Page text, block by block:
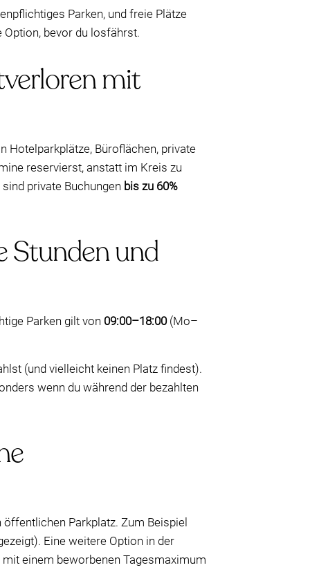
Parken, und freie Plätze
bevor du losfährst.
mit
Hotelparkplätze, Büroflächen, private
reservierst, anstatt im Kreis zu
private Buchungen bis zu 60%
Stunden und
Parken gilt von 09:00–18:00(Mo–
(und vielleicht keinen Platz findest).
wenn du während der bezahlten
Parkplatz. Zum Beispiel
Eine weitere Option in der
einem beworbenen Tagesmaximum